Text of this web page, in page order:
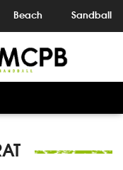
Beach Sandball